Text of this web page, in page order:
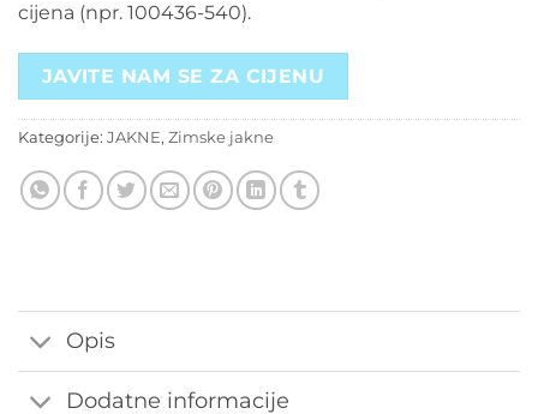
cijena (npr. 100436-540).
JAVITE NAM SE ZA CIJENU
Kategorije: JAKNE, Zimske jakne
Opis
Dodatne informacije